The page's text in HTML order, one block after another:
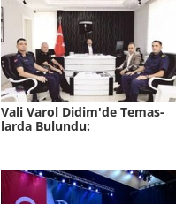
Vali Varol Didim'de Te­mas­
lar­da Bu­lun­du: